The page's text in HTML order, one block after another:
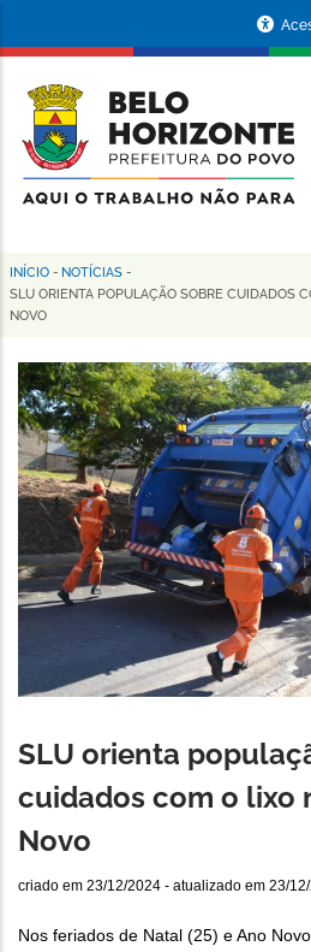
conteúdo
principal
da
Prefeitura
de
Horizonte
Trilha
de
navegação
INÍCIO - NOTÍCIAS -
SLU ORIENTA POPULAÇÃO SOBRE CUIDADOS
NOVO
SLU orienta
cuidados com o lixo
Novo
criado em 23/12/2024 - atualizado em 23/
Nos feriados de Natal (25) e Ano